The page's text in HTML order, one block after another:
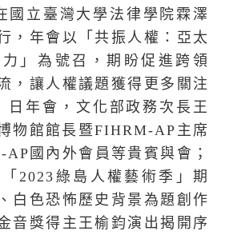
國立臺灣大學法律學院霖澤
，年會以「共振人權：亞太
」為號召，期盼促進跨領
，讓人權議題獲得更多關注
日年會，文化部政務次長王
物館館長暨FIHRM-AP 主席
AP 國內外會員等貴賓與會；
2023 綠島人權藝術季」期
白色恐怖歷史背景為題創作
音獎得主王榆鈞演出揭開序